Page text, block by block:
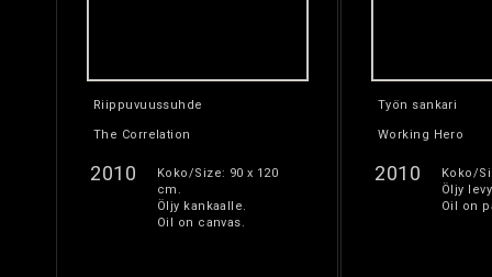
Riippuvuussuhde
The Correlation
2010
Koko/Size: 90 x 120
cm.
Öljy kankaalle.
Oil on canvas.
Työn sankari
Working Hero
2010
Koko/
Öljy
Oil on